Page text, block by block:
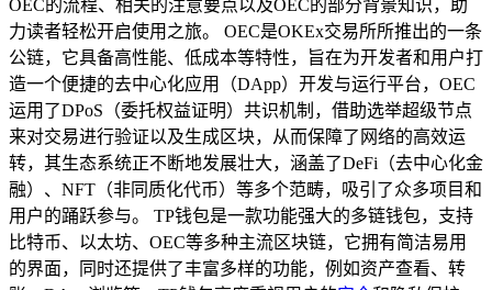
OEC的流程、相关的注意要点以及OEC的部分背景知识，助
力读者轻松开启使用之旅。 OEC是OKEx交易所所推出的一条
公链，它具备高性能、低成本等特性，旨在为开发者和用户打
造一个便捷的去中心化应用（DApp）开发与运行平台，OEC
运用了DPoS（委托权益证明）共识机制，借助选举超级节点
来对交易进行验证以及生成区块，从而保障了网络的高效运
转，其生态系统正不断地发展壮大，涵盖了DeFi（去中心化金
融）、NFT（非同质化代币）等多个范畴，吸引了众多项目和
用户的踊跃参与。 TP钱包是一款功能强大的多链钱包，支持
比特币、以太坊、OEC等多种主流区块链，它拥有简洁易用
的界面，同时还提供了丰富多样的功能，例如资产查看、转